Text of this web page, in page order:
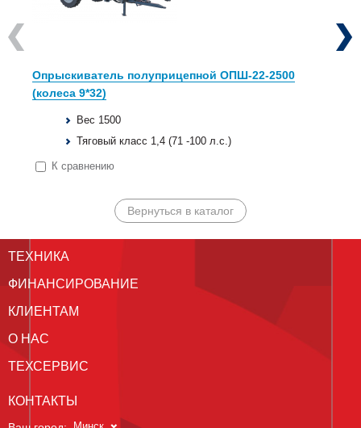
Опрыскиватель полуприцепной ОПШ-22-2500
(колеса 9*32)
Вес 1500
Тяговый класс 1,4 (71 -100 л.с.)
К сравнению
Previous Next
Вернуться в каталог
ТЕХНИКА
ФИНАНСИРОВАНИЕ
КЛИЕНТАМ
О НАС
ТЕХСЕРВИС
КОНТАКТЫ